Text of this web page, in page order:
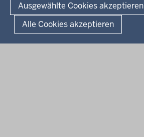
Ausgewählte Cookies akzeptieren
Alle Cookies akzeptieren
Fußzeile
Datenschutz Erklärung zur Barrierefreiheit